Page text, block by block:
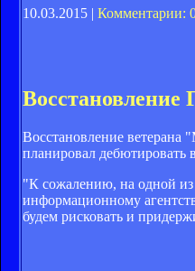
10.03.2015 | Комментарии:
Восстановление
Восстановление ветерана
планировал дебютировать
"К сожалению, на одной из
информационному
будем рисковать и